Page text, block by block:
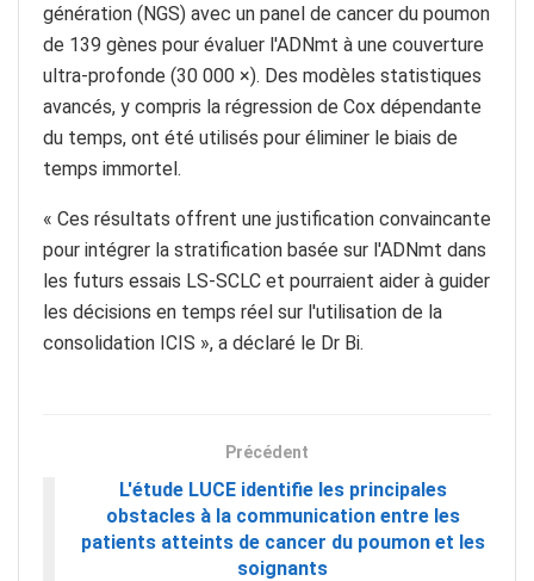
génération (NGS) avec un panel de cancer du poumon
de 139 gènes pour évaluer l'ADNmt à une couverture
ultra-profonde (30 000 ×). Des modèles statistiques
avancés, y compris la régression de Cox dépendante
du temps, ont été utilisés pour éliminer le biais de
temps immortel.
« Ces résultats offrent une justification convaincante
pour intégrer la stratification basée sur l'ADNmt dans
les futurs essais LS-SCLC et pourraient aider à guider
les décisions en temps réel sur l'utilisation de la
consolidation ICIS », a déclaré le Dr Bi.
Précédent
L'étude LUCE identifie les principales
obstacles à la communication entre les
patients atteints de cancer du poumon et les
soignants